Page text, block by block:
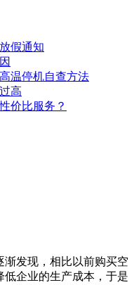
假通知
温停机自查方法
高
价比服务？
渐发现，相比以前购买空
低企业的生产成本，于是